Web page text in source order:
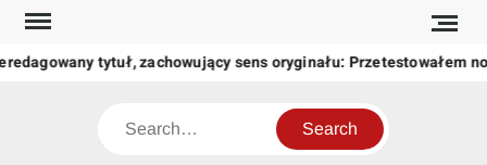
Skip
content
tytuł, zachowujący sens oryginału: Przetestowałem
Search